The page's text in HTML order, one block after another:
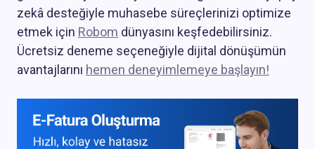
zekâ desteğiyle muhasebe süreçlerinizi optimize
etmek için Robom dünyasını keşfedebilirsiniz.
Ücretsiz deneme seçeneğiyle dijital dönüşümün
avantajlarını hemen deneyimlemeye başlayın!